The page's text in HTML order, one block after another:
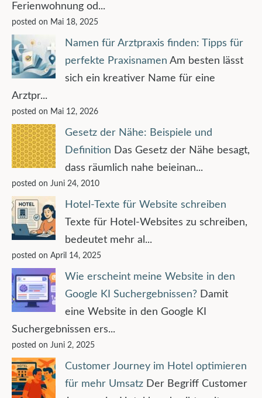
Ferienwohnung od...
posted on Mai 18, 2025
Namen für Arztpraxis finden: Tipps für
perfekte Praxisnamen Am besten lässt
sich ein kreativer Name für eine
Arztpr...
posted on Mai 12, 2026
Gesetz der Nähe: Beispiele und
Definition Das Gesetz der Nähe besagt,
dass räumlich nahe beieinan...
posted on Juni 24, 2010
Hotel-Texte für Website schreiben
Texte für Hotel-Websites zu schreiben,
bedeutet mehr al...
posted on April 14, 2025
Wie erscheint meine Website in den
Google KI Suchergebnissen? Damit
eine Website in den Google KI
Suchergebnissen ers...
posted on Juni 2, 2025
Customer Journey im Hotel optimieren
für mehr Umsatz Der Begriff Customer